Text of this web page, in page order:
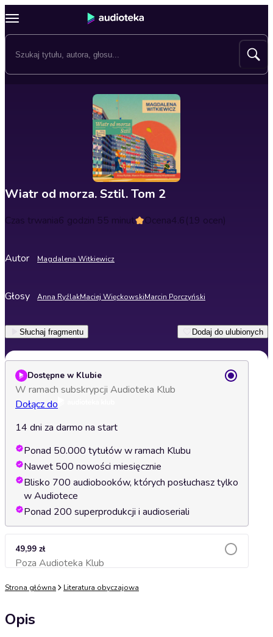
Wiatr od morza. Sztil. Tom 2
Czas trwania6 godzin 55 minut Ocena4.6(19 ocen)
Autor Magdalena Witkiewicz
Głosy Anna RyźlakMaciej WięckowskiMarcin Porczyński
Słuchaj fragmentu Dodaj do ulubionych
Dostępne w Klubie
W ramach subskrypcji Audioteka Klub
Dołącz do
14 dni za darmo na start
Ponad 50.000 tytułów w ramach Klubu
Nawet 500 nowości miesięcznie
Blisko 700 audiobooków, których posłuchasz tylko
w Audiotece
Ponad 200 superprodukcji i audioseriali
49,99 zł
Poza Audioteka KlubDodaj do koszyka
Strona główna Literatura obyczajowa
Opis